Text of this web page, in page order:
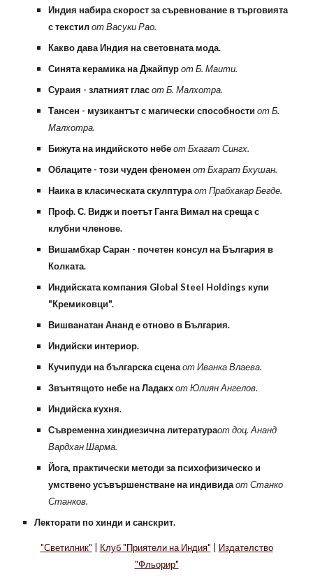
Индия набира скорост за съревнование в търговията
с текстилот Васуки Рао.
Какво дава Индия на световната мода.
Синята керамика на Джайпурот Б. Маити.
Сураия - златният гласот Б. Малхотра.
Тансен - музикантът с магически способностиот Б.
Малхотра.
Бижута на индийското небеот Бхагат Сингх.
Облаците - този чуден феноменот Бхарат Бхушан.
Наика в класическата скулптураот Прабхакар Бегде.
Проф. С. Видж и поетът Ганга Вимал на среща с
клубни членове.
Вишамбхар Саран - почетен консул на България в
Колката.
Индийската компания Global Steel Holdings купи
"Кремиковци".
Вишванатан Ананд е отново в България.
Индийски интериор.
Кучипуди на българска сценаот Иванка Влаева.
Звънтящото небе на Ладакхот Юлиян Ангелов.
Индийска кухня.
Съвременна хиндиезична литератураот доц. Ананд
Вардхан Шарма.
Йога, практически методи за психофизическо и
умствено усъвършенстване на индивидаот Станко
Станков.
Лекторати по хинди и санскрит.
"Светилник" Клуб "Приятели на Индия"
Издателство
"Фльорир"